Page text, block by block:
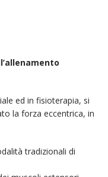
ed in fisioterapia, si
la forza eccentrica, in
tradizionali di